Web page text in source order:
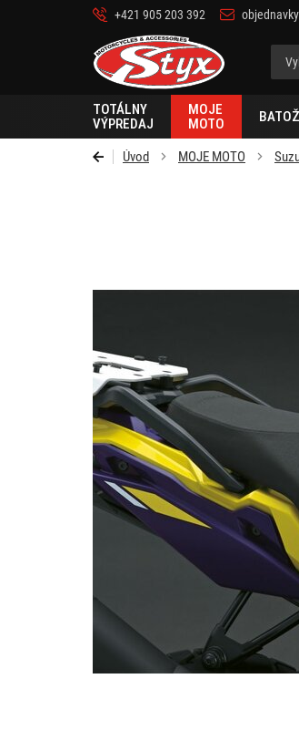
+421 905 203 392
Styx
TOTÁLNY
VÝPREDAJ
MOJE
MOTO
Úvod MOJE MOTO